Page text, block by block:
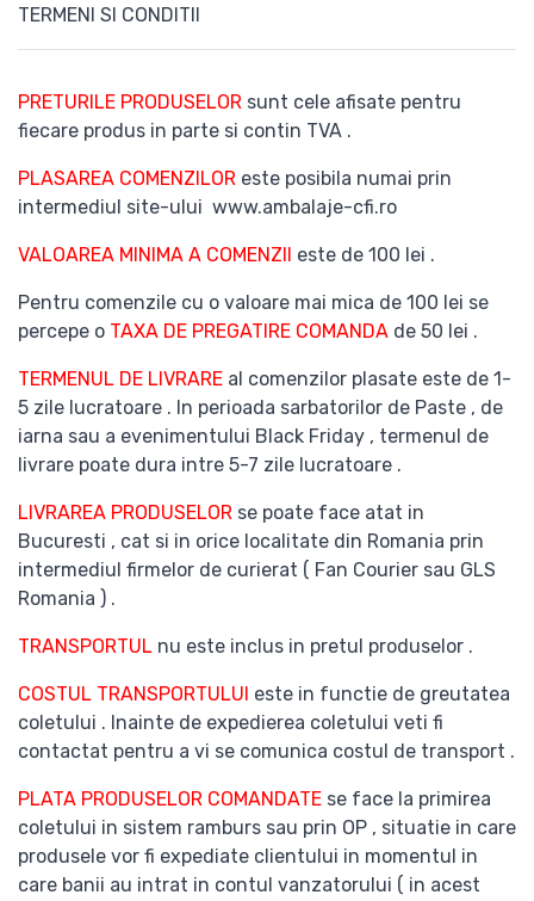
TERMENI SI CONDITII
PRETURILE PRODUSELOR sunt cele afisate pentru
fiecare produs in parte si contin TVA .
PLASAREA COMENZILOR este posibila numai prin
intermediul site-ului www.ambalaje-cfi.ro
VALOAREA MINIMA A COMENZII este de 100 lei .
Pentru comenzile cu o valoare mai mica de 100 lei se
percepe o TAXA DE PREGATIRE COMANDA de 50 lei .
TERMENUL DE LIVRARE al comenzilor plasate este de 1-
5 zile lucratoare . In perioada sarbatorilor de Paste , de
iarna sau a evenimentului Black Friday , termenul de
livrare poate dura intre 5-7 zile lucratoare .
LIVRAREA PRODUSELOR se poate face atat in
Bucuresti , cat si in orice localitate din Romania prin
intermediul firmelor de curierat ( Fan Courier sau GLS
Romania ) .
TRANSPORTUL nu este inclus in pretul produselor .
COSTUL TRANSPORTULUI este in functie de greutatea
coletului . Inainte de expedierea coletului veti fi
contactat pentru a vi se comunica costul de transport .
PLATA PRODUSELOR COMANDATE se face la primirea
coletului in sistem ramburs sau prin OP , situatie in care
produsele vor fi expediate clientului in momentul in
care banii au intrat in contul vanzatorului ( in acest